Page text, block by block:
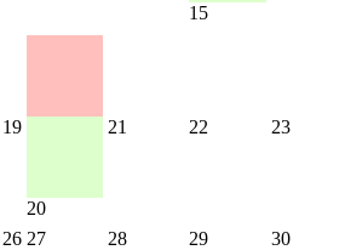
15
19
20
21 22 23
26 27 28 29
30